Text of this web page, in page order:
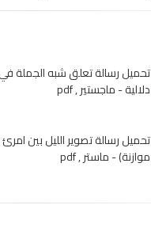
تحميل رسالة تعلق شبه الجملة
دلالية - ماجستير , pdf
تحميل رسالة تصوير الليل بين
موازنة) - ماستر , pdf